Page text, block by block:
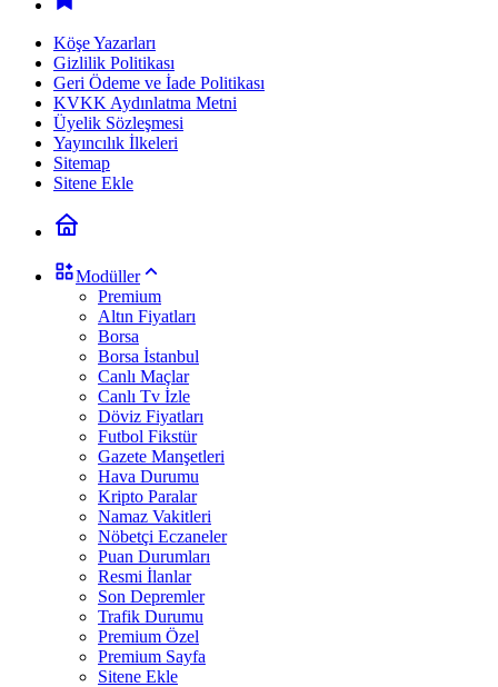
Köşe Yazarları
Gizlilik Politikası
Geri Ödeme ve İade Politikası
KVKK Aydınlatma Metni
Üyelik Sözleşmesi
Yayıncılık İlkeleri
Sitemap
Sitene Ekle
Modüller
Premium
Altın Fiyatları
Borsa
Borsa İstanbul
Canlı Maçlar
Canlı Tv İzle
Döviz Fiyatları
Futbol Fikstür
Gazete Manşetleri
Hava Durumu
Kripto Paralar
Namaz Vakitleri
Nöbetçi Eczaneler
Puan Durumları
Resmi İlanlar
Son Depremler
Trafik Durumu
Premium Özel
Premium Sayfa
Sitene Ekle